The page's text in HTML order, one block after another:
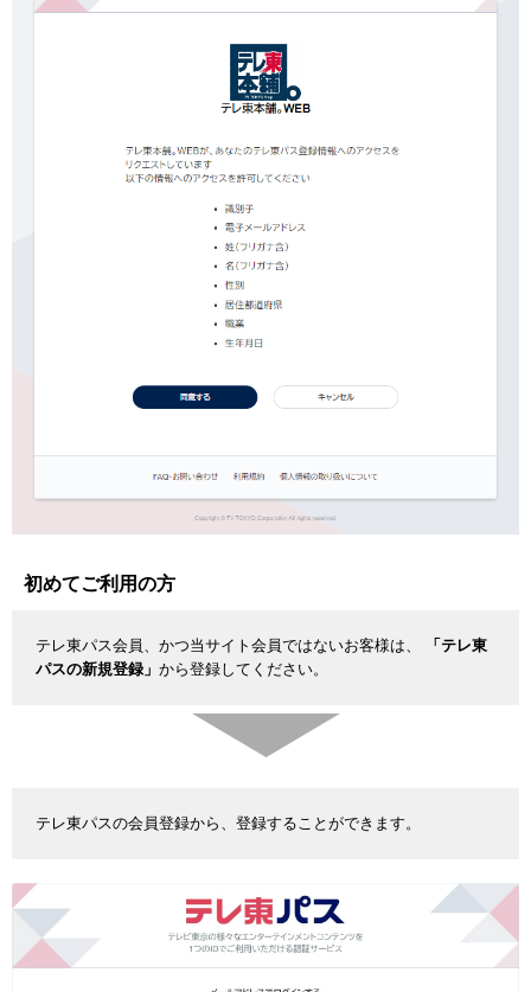
初めてご利用の方
テレ東パス会員、かつ当サイト会員ではないお客様は、
「テレ東
パスの新規登録」 から登録してください。
テレ東パスの会員登録から、登録することができます。